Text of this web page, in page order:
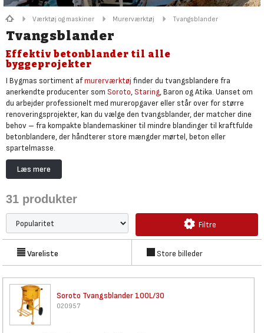
Værktøj og maskiner Murerværktøj Tvangsblander
Tvangsblander
Effektiv betonblander til alle
byggeprojekter
I Bygmas sortiment afmurerværktøj finder du tvangsblandere fra
anerkendte producenter som Soroto, Staring, Baron og Atika. Uanset om
du arbejder professionelt med mureropgaver eller står over for større
renoveringsprojekter, kan du vælge den tvangsblander, der matcher dine
behov – fra kompakte blandemaskiner til mindre blandinger til kraftfulde
betonblandere, der håndterer store mængder mørtel, beton eller
spartelmasse.
En tvangsblander sikrer en ensartet og grundig blanding af materialer,
hvilket er afgørende for et stærkt og holdbart resultat. Med den rette
samtidig med at du opnår en optimal arbejdsgang.
Vælg en robust og driftssikker tvangsblander fra Bygmas udvalg, og oplev,
hvordan professioneltle maskiner gør selv de krævende opgaver lettere.
Husk at du på Bygma.dk også kan bestille levering afbig bags med
støbmix
, grus samt alt i murerartikler til mørtel og beton
Læs mere
31 produkter
Filtre
Vareliste Store billeder
Soroto Tvangsblander 100L/30
020957